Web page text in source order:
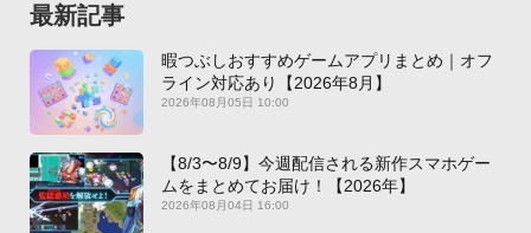
最新記事
暇つぶしおすすめゲームアプリまとめ｜オフ
ライン対応あり【2026年8月】
2026年08月05日 10:00
【8/3〜8/9】今週配信される新作スマホゲー
ムをまとめてお届け！【2026年】
2026年08月04日 16:00